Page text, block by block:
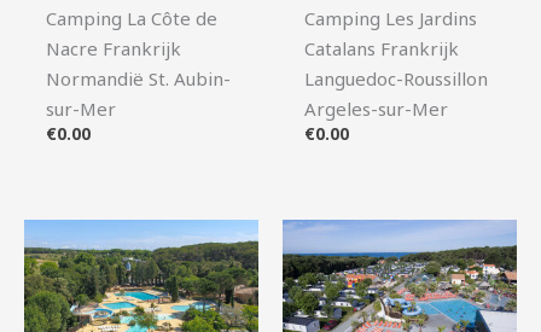
Camping La Côte de
Nacre Frankrijk
Normandië St. Aubin-
sur-Mer
€0.00
Camping Les Jardins
Catalans Frankrijk
Languedoc-Roussillon
Argeles-sur-Mer
€0.00